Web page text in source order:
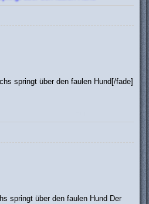
springt über den faulen Hund[/fade]
springt über den faulen Hund Der